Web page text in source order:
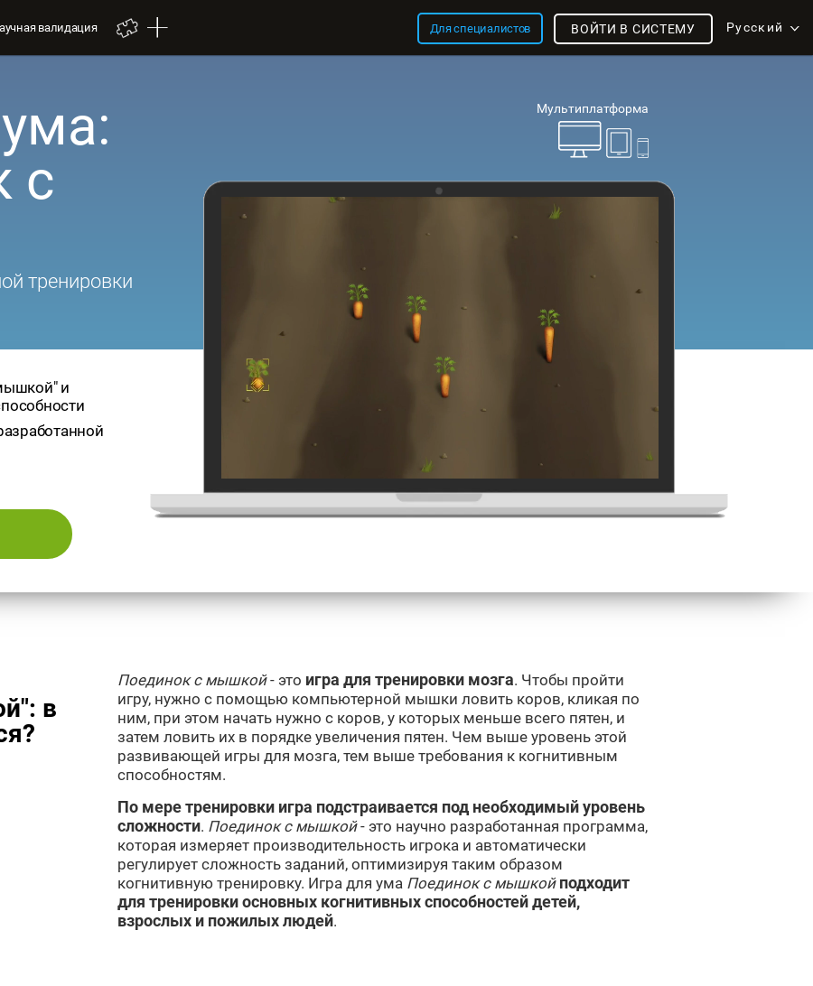
валидация Для специалистов Русский
ВОЙТИ В СИСТЕМУ
Мультиплатформа
с
тренировки
и
в
Поединок с мышкой- это игра для тренировки мозга. Чтобы пройти
игру, нужно с помощью компьютерной мышки ловить коров, кликая по
ним, при этом начать нужно с коров, у которых меньше всего пятен, и
затем ловить их в порядке увеличения пятен. Чем выше уровень этой
развивающей игры для мозга, тем выше требования к когнитивным
способностям.
По мере тренировки игра подстраивается под необходимый уровень
сложности. Поединок с мышкой- это научно разработанная программа,
которая измеряет производительность игрока и автоматически
регулирует сложность заданий, оптимизируя таким образом
когнитивную тренировку. Игра для ума Поединок с мышкой подходит
для тренировки основных когнитивных способностей детей,
взрослых и пожилых людей.